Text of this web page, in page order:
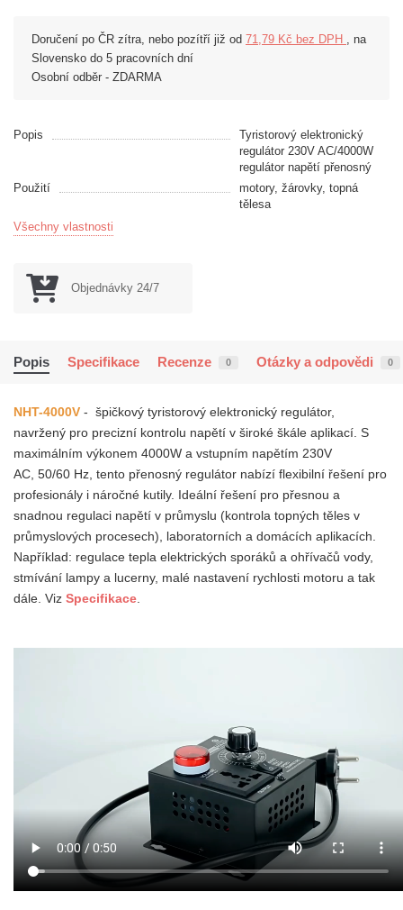
Doručení po ČR zítra, nebo pozítří již od 71,79 Kč bez DPH , na
Slovensko do 5 pracovních dní
Osobní odběr - ZDARMA
Popis
Tyristorový elektronický
regulátor 230V AC/4000W
regulátor napětí přenosný
Použití
motory, žárovky, topná
tělesa
Všechny vlastnosti
Objednávky 24/7
Popis Specifikace Recenze 0 Otázky a odpovědi 0
NHT-4000V - špičkový tyristorový elektronický regulátor,
navržený pro precizní kontrolu napětí v široké škále aplikací. S
maximálním výkonem 4000W a vstupním napětím 230V
AC, 50/60 Hz, tento přenosný regulátor nabízí flexibilní řešení pro
profesionály i náročné kutily. Ideální řešení pro přesnou a
snadnou regulaci napětí v průmyslu (kontrola topných těles v
průmyslových procesech), laboratorních a domácích aplikacích.
Například: regulace tepla elektrických sporáků a ohřívačů vody,
stmívání lampy a lucerny, malé nastavení rychlosti motoru a tak
dále. Viz Specifikace.